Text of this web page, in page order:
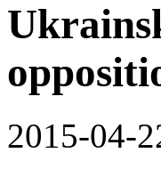
2015-04-